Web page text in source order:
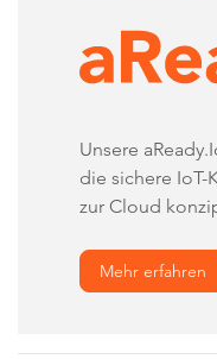
Unsere
die sichere IoT-
zur Cloud
Mehr erfahren